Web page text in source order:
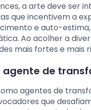
a arte deve ser
que incentivem a
e auto-
Ao acolher a
mais fortes e mais
de
agentes de
que